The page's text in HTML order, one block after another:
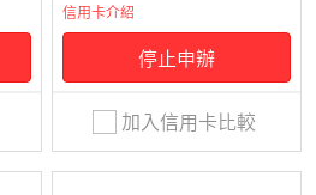
信用卡介紹
停止申辦
加入信用卡比較